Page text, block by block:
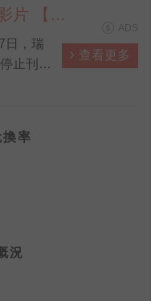
片 【貓
日，瑞
止刊印
查看更多
率
況